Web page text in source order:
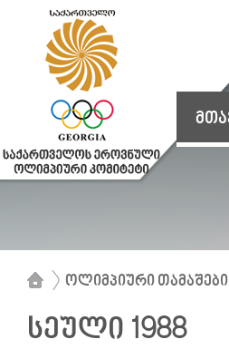
ოლიმპიური თამაშები
სეული 1988